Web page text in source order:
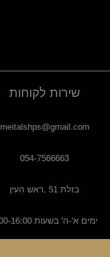
שירות לקוחות
meitalshps@gmail.com
054-7566663
בזלת 51 ,ראש העין
ימים א'-ה' בשעות 9:00-16:00